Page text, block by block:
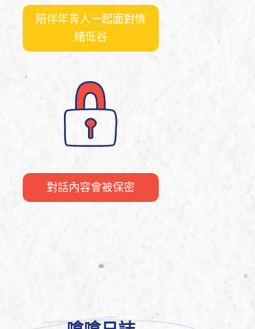
陪伴年青人一起面對情
緒低谷
對話內容會被保密